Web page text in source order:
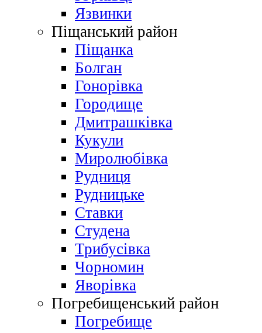
Язвинки
Піщанський район
Піщанка
Болган
Гонорівка
Городище
Дмитрашківка
Кукули
Миролюбівка
Рудниця
Рудницьке
Ставки
Студена
Трибусівка
Чорномин
Яворівка
Погребищенський район
Погребище